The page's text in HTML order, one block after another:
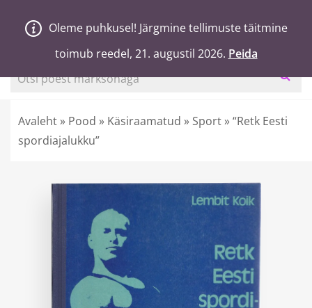
Vanaja Hea
Otsi poest märksõnaga
Ostukorv
Avaleht » Pood » Käsiraamatud » Sport »“Retk Eesti
spordiajalukku”
Oleme puhkusel! Järgmine tellimuste täitmine
toimub reedel, 21. augustil 2026. Peida
Oleme puhkusel! Järgmine tellimuste täitmine
toimub reedel, 21. augustil 2026. Peida